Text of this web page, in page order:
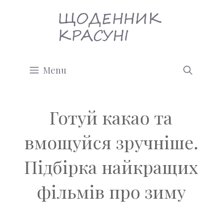
Menu
Готуй какао та
вмощуйся зручніше.
Підбірка найкращих
фільмів про зиму